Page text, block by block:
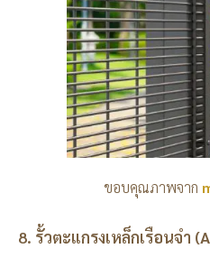
ขอบคุณภาพจาก
8. รั้วตะแกรงเหล็กเรือนจำ